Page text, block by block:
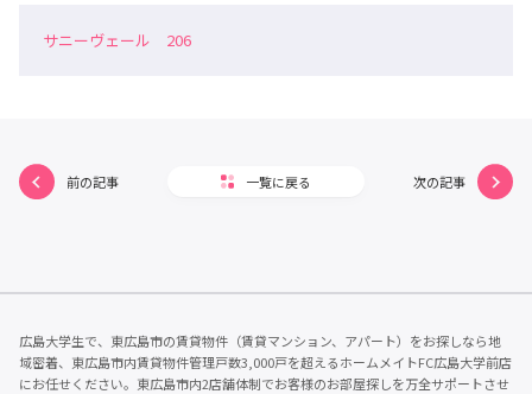
サニーヴェール 206
前の記事 一覧に戻る 次の記事
広島大学生で、東広島市の賃貸物件（賃貸マンション、アパート）をお探しなら地
域密着、東広島市内賃貸物件管理戸数3,000戸を超えるホームメイトFC広島大学前店
にお任せください。東広島市内2店舗体制でお客様のお部屋探しを万全サポートさせ